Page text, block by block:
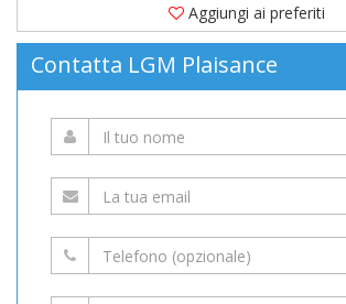
Aggiungi ai preferiti
Contatta LGM Plaisance